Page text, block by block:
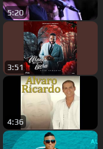
5:20
3:51
4:36